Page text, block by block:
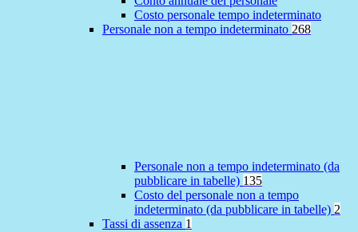
Costo personale tempo indeterminato
Personale non a tempo indeterminato 268
Personale non a tempo indeterminato (da
pubblicare in tabelle) 135
Costo del personale non a tempo
indeterminato (da pubblicare in tabelle) 2
Tassi di assenza 1